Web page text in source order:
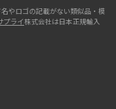
やロゴの記載がない類似品・模
プライ株式会社は日本正規輸入